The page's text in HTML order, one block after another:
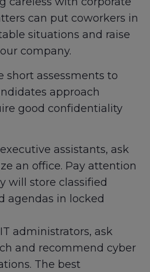
can put coworkers in
situations and raise
company.
short assessments to
approach
good confidentiality
assistants, ask
an office. Pay attention
will store classified
agendas in locked
administrators, ask
and recommend cyber
The best